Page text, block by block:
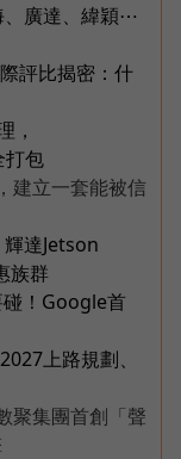
、廣達、緯穎⋯
評比揭密：什
，
包
建立一套能被信
達Jetson
族群
！Google首
上路規劃、
聚集團首創「聲